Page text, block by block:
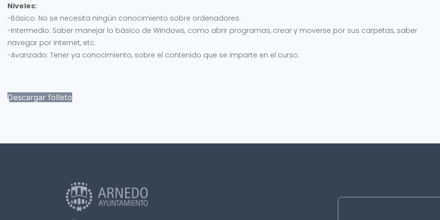
Niveles:
-Básico: No se necesita ningún conocimiento sobre ordenadores.
-Intermedio: Saber manejar lo básico de Windows, como abrir programas, crear y moverse por sus carpetas, saber
navegar por Internet, etc.
-Avanzado: Tener ya conocimiento, sobre el contenido que se imparte en el curso.
Descargar folleto